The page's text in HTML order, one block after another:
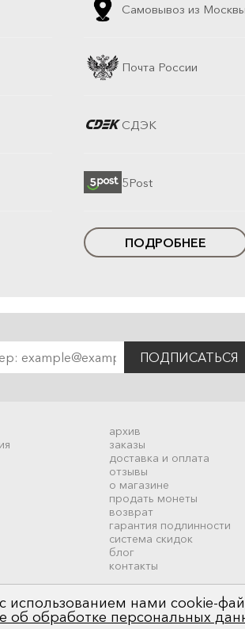
Самовывоз из
Почта России
СДЭК
5Post
ПОДРОБНЕЕ
ПОДПИСАТЬСЯ
архив
заказы
доставка и оплата
отзывы
о магазине
продать монеты
возврат
гарантия подлинности
система скидок
блог
контакты
использованием нами cookie-
об обработке персональных